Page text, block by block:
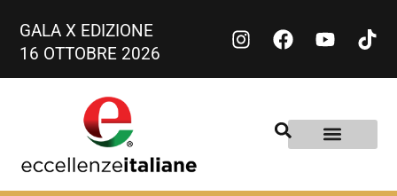
GALA X EDIZIONE
16 OTTOBRE 2026